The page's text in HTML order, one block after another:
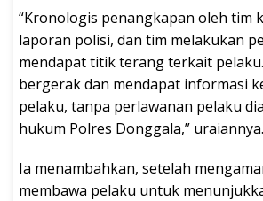
“Kronologis penangkapan oleh tim
laporan polisi, dan tim melakukan
mendapat titik terang terkait
bergerak dan mendapat informasi
pelaku, tanpa perlawanan pelaku
hukum Polres Donggala,” uraiannya.
Ia menambahkan, setelah
membawa pelaku untuk